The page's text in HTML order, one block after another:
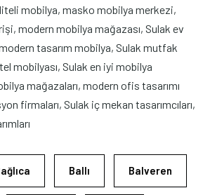
mobilya, masko mobilya merkezi,
modern mobilya mağazası, Sulak ev
tasarım mobilya, Sulak mutfak
mobilyası, Sulak en iyi mobilya
mağazaları, modern ofis tasarımı
firmaları, Sulak iç mekan tasarımcıları,
Ballı Balveren